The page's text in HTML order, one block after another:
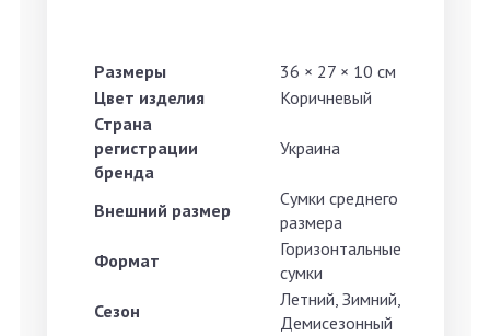
Размеры
36 × 27 × 10 см
Цвет изделия
Коричневый
Страна
регистрации
бренда
Украина
Внешний размер
Сумки среднего
размера
Формат
Горизонтальные
сумки
Сезон
Летний, Зимний,
Демисезонный